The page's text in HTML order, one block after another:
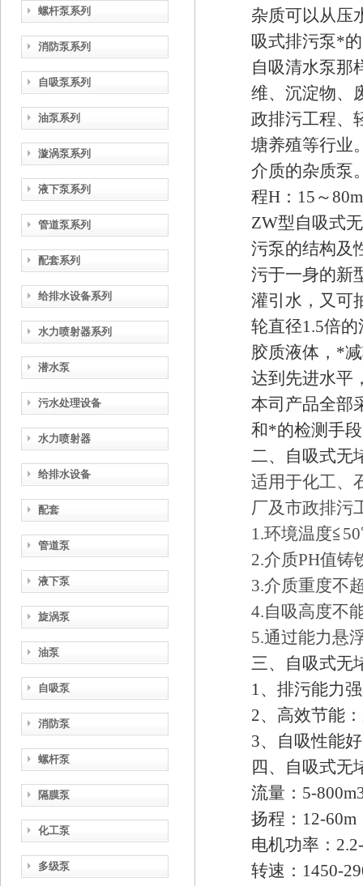
螺杆泵系列
消防泵系列
自吸泵系列
油泵系列
漩涡泵系列
液下泵系列
管道泵系列
配套系列
给排水设备系列
水力喷射器系列
潜水泵
污水处理设备
水力喷射器
给排水设备
配套
管道泵
液下泵
旋涡泵
油泵
自吸泵
消防泵
螺杆泵
隔膜泵
化工泵
多级泵
杂质可以从压
吸式排污泵*
自吸清水泵那
维、沉淀物、
政排污工程、
塘养殖等行业
介质的杂质泵
程H：15～
ZW型自吸式
污泵的结构及
污于一身的新
灌引水，又可
轮直径1.5倍
胶质液体，*
达到先进水平
本司产品全部
和*的检测手
二、
自吸式无
适用于化工、
厂及市政排污
1.环境温度
2.介质PH值铸
3.介质重度不
4.自吸高度不
5.通过能力悬
三、
自吸式无
1、排污能力
2、高效节能
3、自吸性能
四、
自吸式无
流量：5-
扬程：12-60m
电机功率：
转速：1450-